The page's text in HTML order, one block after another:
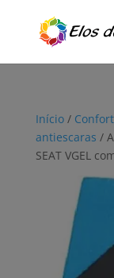
Início/
antiescaras /
SEAT VGEL